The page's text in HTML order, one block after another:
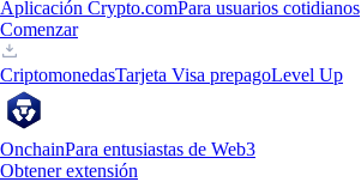
Aplicación Crypto.comPara usuarios cotidianos
Comenzar
CriptomonedasTarjeta Visa prepagoLevel Up
OnchainPara entusiastas de Web3
Obtener extensión